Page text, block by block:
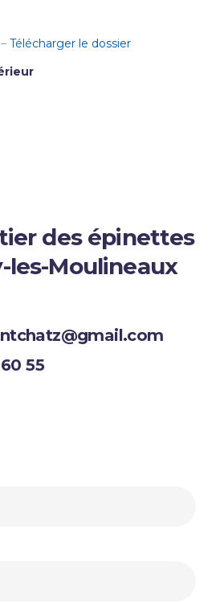
– Télécharger le dossier
des épinettes
les-Moulineaux
55